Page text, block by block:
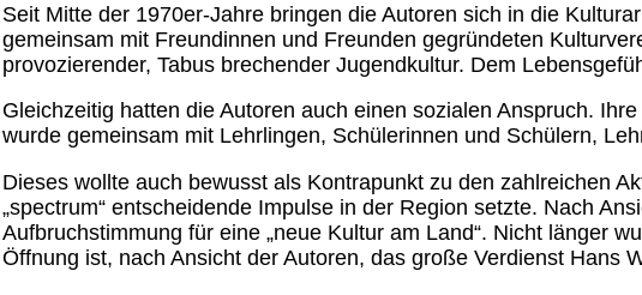
Seit Mitte der 1970er-Jahre bringen die Autoren sich in die
gemeinsam mit Freundinnen und Freunden gegründeten
provozierender, Tabus brechender Jugendkultur. Dem
Gleichzeitig hatten die Autoren auch einen sozialen Anspruch.
wurde gemeinsam mit Lehrlingen, Schülerinnen und Schülern,
Dieses wollte auch bewusst als Kontrapunkt zu den zahlreichen
„spectrum“ entscheidende Impulse in der Region setzte. Nach
Aufbruchstimmung für eine „neue Kultur am Land“. Nicht länger
Öffnung ist, nach Ansicht der Autoren, das große Verdienst Hans